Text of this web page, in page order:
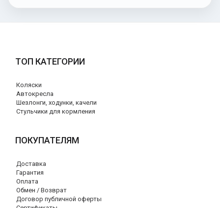
ТОП КАТЕГОРИИ
Коляски
Автокресла
Шезлонги, ходунки, качели
Стульчики для кормления
ПОКУПАТЕЛЯМ
Доставка
Гарантия
Оплата
Обмен / Возврат
Договор публичной оферты